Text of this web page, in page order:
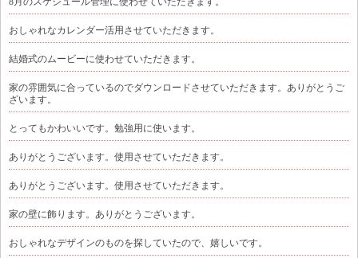
おしゃれなカレンダー活用させていただきます。
結婚式のムービーに使わせていただきます。
家の雰囲気に合っているのでダウンロードさせていただきます。ありがとうご
ざいます。
とってもかわいいです。勉強用に使います。
ありがとうございます。使用させていただきます。
ありがとうございます。使用させていただきます。
家の壁に飾ります。ありがとうございます。
おしゃれなデザインのものを探していたので、嬉しいです。